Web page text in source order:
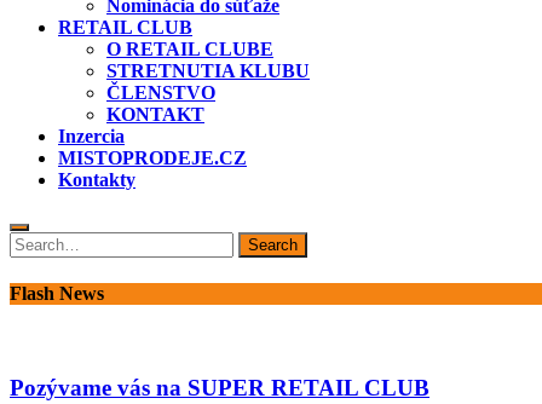
Nominácia do súťaže
RETAIL CLUB
O RETAIL CLUBE
STRETNUTIA KLUBU
ČLENSTVO
KONTAKT
Inzercia
MISTOPRODEJE.CZ
Kontakty
Search
for:
Search
Flash News
Pozývame vás na SUPER RETAIL CLUB